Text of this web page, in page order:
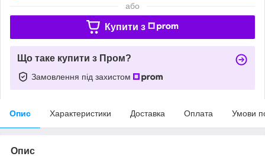
або
Купити з
Що таке купити з Пром?
Замовлення під захистом
Опис Характеристики Доставка Оплата Умови
Опис